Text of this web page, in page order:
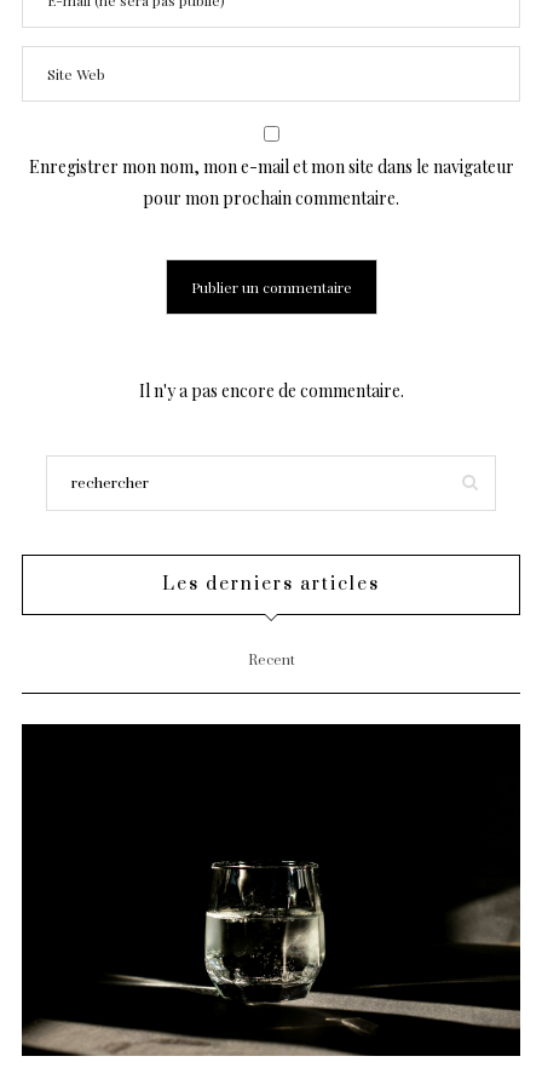
Enregistrer mon nom, mon e-mail et mon site dans le navigateur
pour mon prochain commentaire.
Il n'y a pas encore de commentaire.
Les derniers articles
Recent